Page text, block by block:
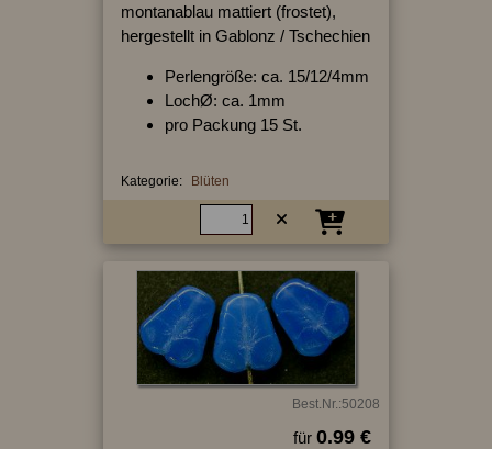
montanablau mattiert (frostet),
hergestellt in Gablonz / Tschechien
Perlengröße: ca. 15/12/4mm
LochØ: ca. 1mm
pro Packung 15 St.
Kategorie: Blüten
Best.Nr.:50208
für 0.99 €